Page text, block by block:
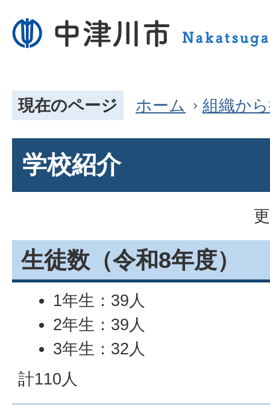
現在のページ ホーム 組織か
学校紹介
生徒数（令和8年度）
1年生：39人
2年生：39人
3年生：32人
計110人